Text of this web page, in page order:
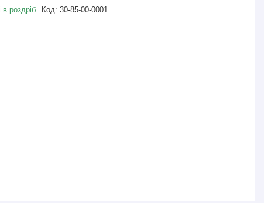
роздріб Код: 30-85-00-0001